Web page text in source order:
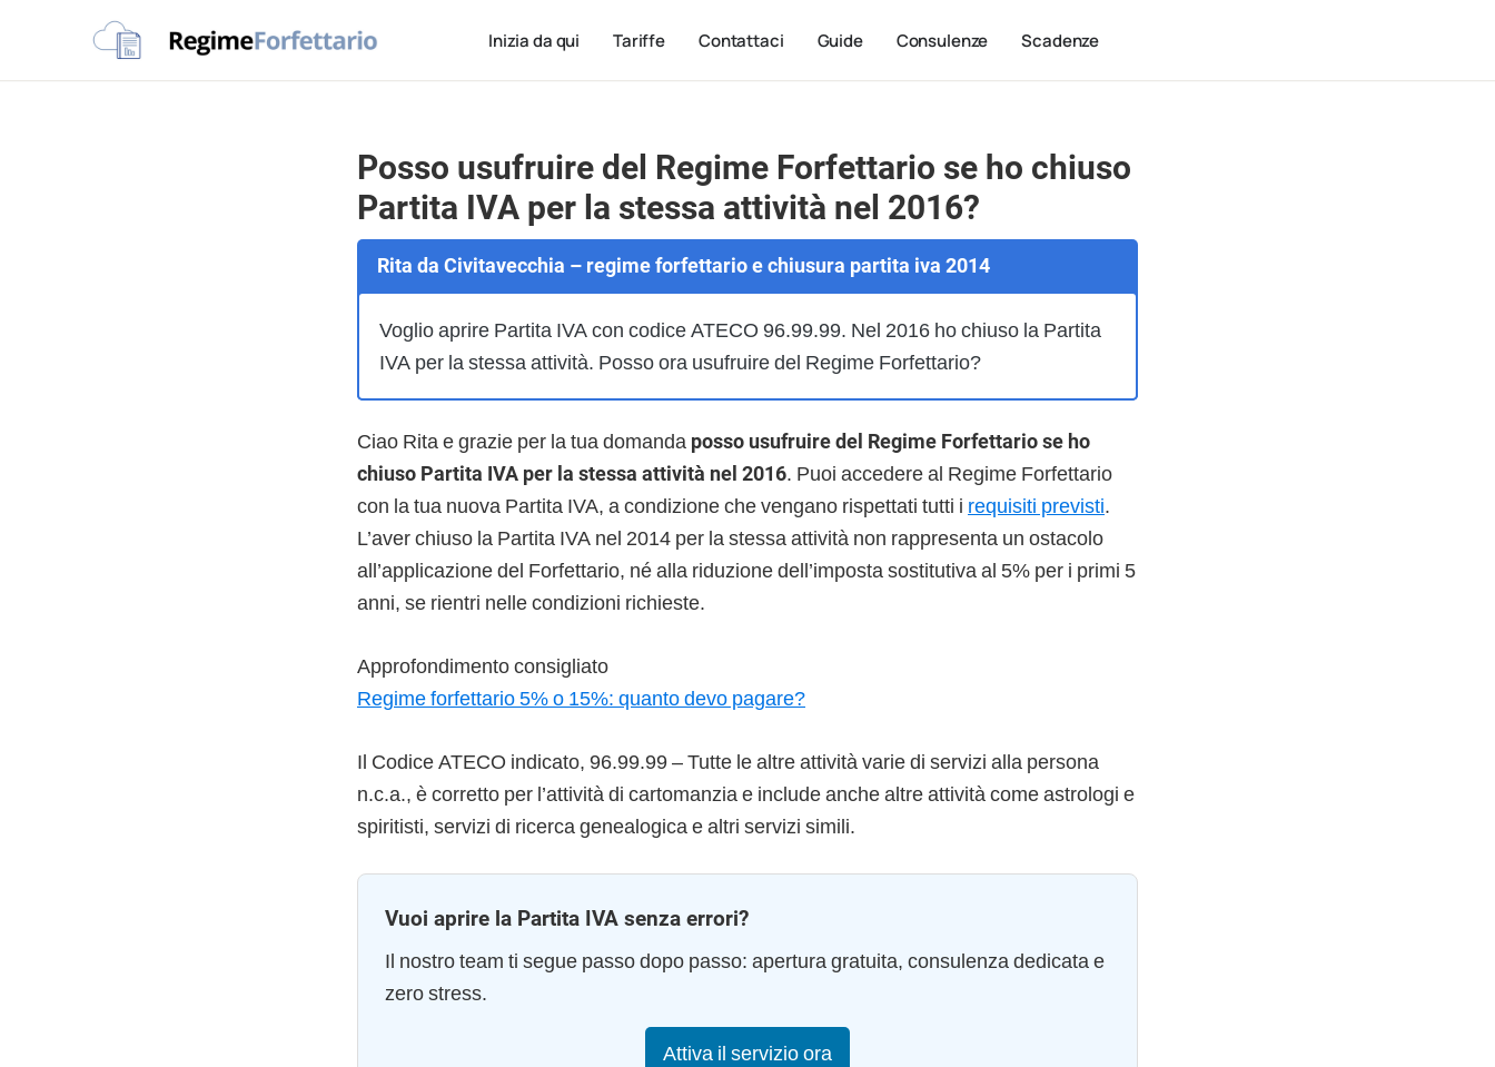
navigazione
contenuto
piè
Regime
La
Inizia da qui Tariffe Contattaci Guide Consulenze Scadenze
Posso usufruire del Regime Forfettario se ho chiuso
Partita IVA per la stessa attività nel 2016?
Rita da Civitavecchia – regime forfettario e chiusura partita iva 2014
Voglio aprire Partita IVA con codice ATECO 96.99.99. Nel 2016 ho chiuso la Partita
IVA per la stessa attività. Posso ora usufruire del Regime Forfettario?
Ciao Rita e grazie per la tua domanda posso usufruire del Regime Forfettario se ho
chiuso Partita IVA per la stessa attività nel 2016. Puoi accedere al Regime Forfettario
con la tua nuova Partita IVA, a condizione che vengano rispettati tutti i requisiti previsti.
L’aver chiuso la Partita IVA nel 2014 per la stessa attività non rappresenta un ostacolo
all’applicazione del Forfettario, né alla riduzione dell’imposta sostitutiva al 5% per i primi 5
anni, se rientri nelle condizioni richieste.
Approfondimento consigliato
Regime forfettario 5% o 15%: quanto devo pagare?
Il Codice ATECO indicato, 96.99.99 – Tutte le altre attività varie di servizi alla persona
n.c.a., è corretto per l’attività di cartomanzia e include anche altre attività come astrologi e
spiritisti, servizi di ricerca genealogica e altri servizi simili.
Vuoi aprire la Partita IVA senza errori?
Il nostro team ti segue passo dopo passo: apertura gratuita, consulenza dedicata e
zero stress.
Attiva il servizio ora